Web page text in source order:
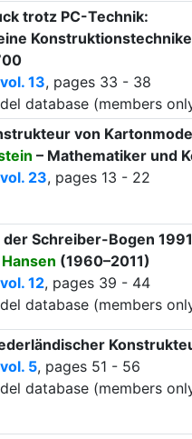
trotz PC-Technik:
13, pages 33 - 38
database (members
von
– Mathematiker und
23, pages 13 - 22
Schreiber-Bogen
(1960–2011)
12, pages 39 - 44
database (members
5, pages 51 - 56
database (members